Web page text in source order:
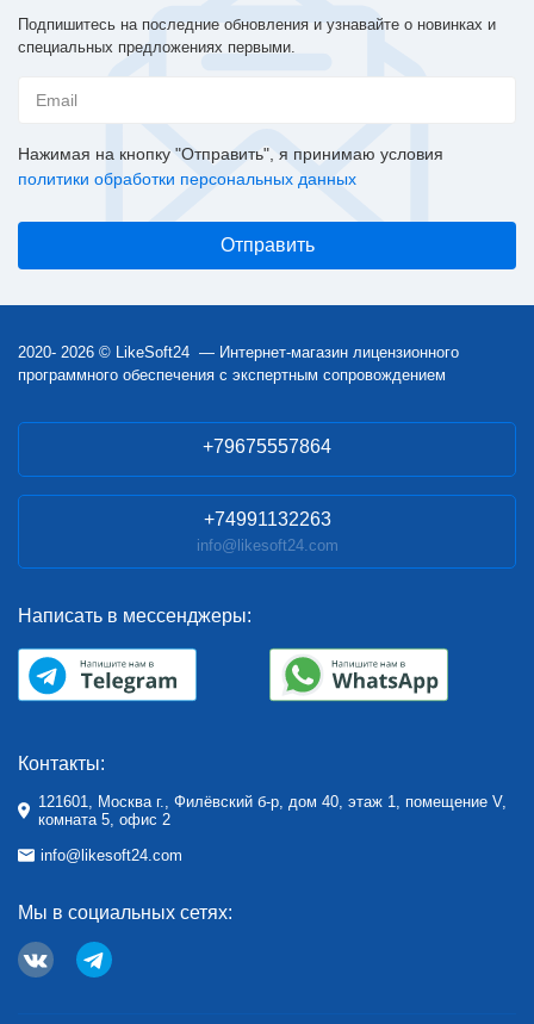
Подпишитесь на последние обновления и узнавайте о новинках и
специальных предложениях первыми.
Нажимая на кнопку "Отправить", я принимаю условия
политики обработки персональных данных
2020- 2026 © LikeSoft24 — Интернет-магазин лицензионного
программного обеспечения с экспертным сопровождением
+79675557864
+74991132263
info@likesoft24.com
Написать в мессенджеры:
Контакты:
121601, Москва г., Филёвский б-р, дом 40, этаж 1, помещение V,
комната 5, офис 2
info@likesoft24.com
Мы в социальных сетях: